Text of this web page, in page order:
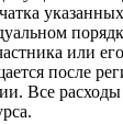
или
после
Все